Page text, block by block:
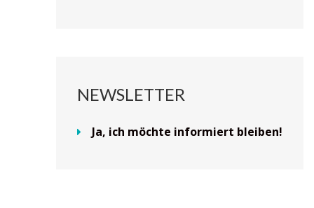
NEWSLETTER
Ja, ich möchte informiert bleiben!